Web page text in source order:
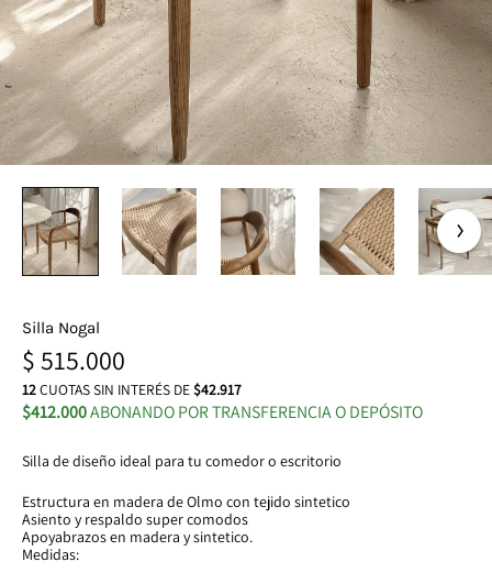
Silla Nogal
$515.000
12CUOTAS SIN INTERÉS DE$42.917
$412.000ABONANDO POR TRANSFERENCIA O DEPÓSITO
Silla de diseño ideal para tu comedor o escritorio
Estructura en madera de Olmo con tejido sintetico
Asiento y respaldo super comodos
Apoyabrazos en madera y sintetico.
Medidas: